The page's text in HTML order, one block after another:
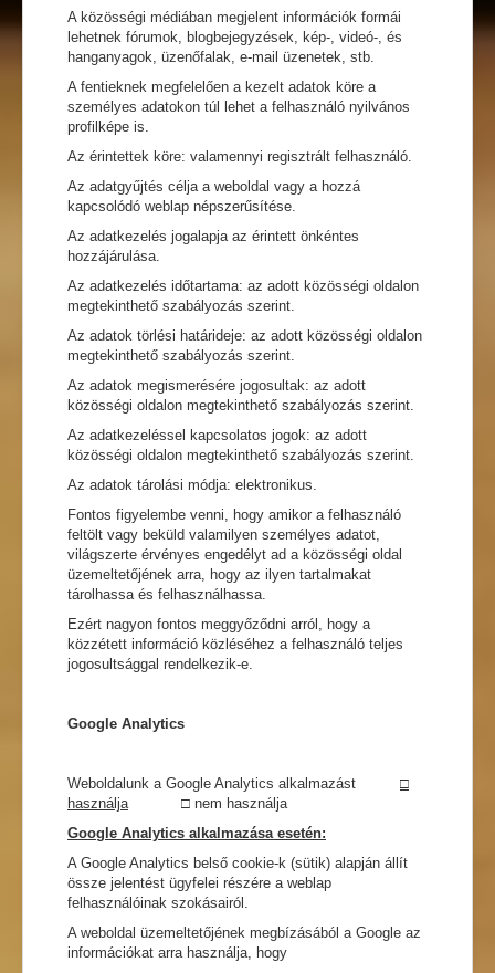
A közösségi médiában megjelent információk formái
lehetnek fórumok, blogbejegyzések, kép-, videó-, és
hanganyagok, üzenőfalak, e-mail üzenetek, stb.
A fentieknek megfelelően a kezelt adatok köre a
személyes adatokon túl lehet a felhasználó nyilvános
profilképe is.
Az érintettek köre: valamennyi regisztrált felhasználó.
Az adatgyűjtés célja a weboldal vagy a hozzá
kapcsolódó weblap népszerűsítése.
Az adatkezelés jogalapja az érintett önkéntes
hozzájárulása.
Az adatkezelés időtartama: az adott közösségi oldalon
megtekinthető szabályozás szerint.
Az adatok törlési határideje: az adott közösségi oldalon
megtekinthető szabályozás szerint.
Az adatok megismerésére jogosultak: az adott
közösségi oldalon megtekinthető szabályozás szerint.
Az adatkezeléssel kapcsolatos jogok: az adott
közösségi oldalon megtekinthető szabályozás szerint.
Az adatok tárolási módja: elektronikus.
Fontos figyelembe venni, hogy amikor a felhasználó
feltölt vagy beküld valamilyen személyes adatot,
világszerte érvényes engedélyt ad a közösségi oldal
üzemeltetőjének arra, hogy az ilyen tartalmakat
tárolhassa és felhasználhassa.
Ezért nagyon fontos meggyőződni arról, hogy a
közzétett információ közléséhez a felhasználó teljes
jogosultsággal rendelkezik-e.
Google Analytics
Weboldalunk a Google Analytics alkalmazást □
használja□ nem használja
Google Analytics alkalmazása esetén:
A Google Analytics belső cookie-k (sütik) alapján állít
össze jelentést ügyfelei részére a weblap
felhasználóinak szokásairól.
A weboldal üzemeltetőjének megbízásából a Google az
információkat arra használja, hogy